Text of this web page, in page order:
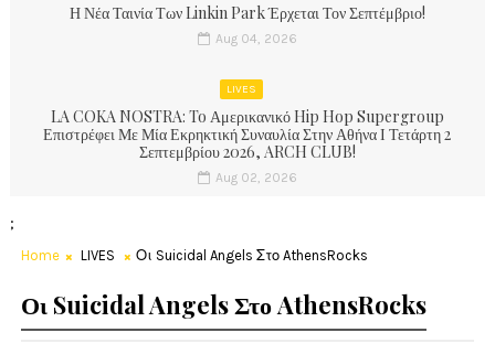
Η Νέα Ταινία Των Linkin Park Έρχεται Τον Σεπτέμβριο!
Aug 04, 2026
LIVES
LA COKA NOSTRA: To Αμερικανικό Hip Hop Supergroup
Επιστρέφει Με Μία Εκρηκτική Συναυλία Στην Αθήνα Ι Τετάρτη 2
Σεπτεμβρίου 2026, ARCH CLUB!
Aug 02, 2026
;
Home LIVES Οι Suicidal Angels Στο AthensRocks
Οι Suicidal Angels Στο AthensRocks